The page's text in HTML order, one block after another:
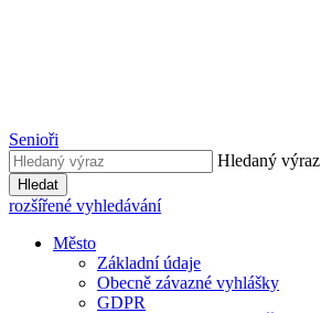
Senioři
Hledaný výraz
Hledat
rozšířené vyhledávání
Město
Základní údaje
Obecně závazné vyhlášky
GDPR